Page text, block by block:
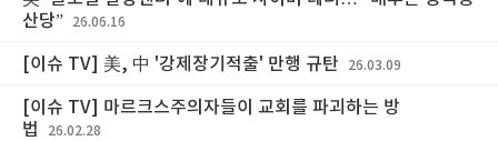
산당”
26.06.16
[이슈 TV] 美, 中 '강제장기적출' 만행 규탄 26.03.09
[이슈 TV] 마르크스주의자들이 교회를 파괴하는 방
법
26.02.28